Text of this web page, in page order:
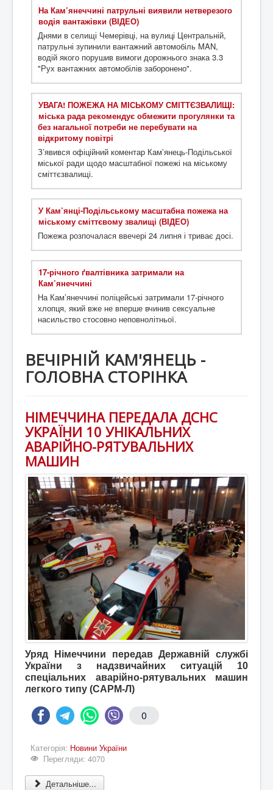
На Кам’янеччині патрульні виявили нетверезого
водія вантажівки (ВІДЕО)
Днями в селищі Чемерівці, на вулиці Центральній,
патрульні зупинили вантажний автомобіль MAN,
водій якого порушив вимоги дорожнього знака 3.3
"Рух вантажних автомобілів заборонено".
УВАГА! ПОЖЕЖА НА МІСЬКОМУ СМІТТЄЗВАЛИЩІ:
міська рада рекомендує обмежити прогулянки та
без нагальної потреби не перебувати на
відкритому повітрі
З’явився офіційний коментар Кам’янець-Подільської
міської ради щодо масштабної пожежі на міському
сміттєзвалищі.
У Кам’янці-Подільському масштабна пожежа на
міському сміттєвому звалищі (ВІДЕО)
Пожежа розпочалася ввечері 24 липня і триває досі.
17-річного ґвалтівника затримали на
Кам’янеччині
На Камʼянеччині поліцейські затримали 17-річного
хлопця, який вже не вперше вчинив сексуальне
насильство стосовно неповнолітньої.
ВЕЧІРНІЙ КАМ'ЯНЕЦЬ -
ГОЛОВНА СТОРІНКА
НІМЕЧЧИНА ПЕРЕДАЛА ДСНС
УКРАЇНИ 10 УНІКАЛЬНИХ
АВАРІЙНО-РЯТУВАЛЬНИХ
МАШИН
Уряд Німеччини передав Державній службі
України з надзвичайних ситуацій 10
спеціальних аварійно-рятувальних машин
легкого типу (САРМ-Л)
0
Категорія: Новини України
Перегляди: 4070
Детальніше...